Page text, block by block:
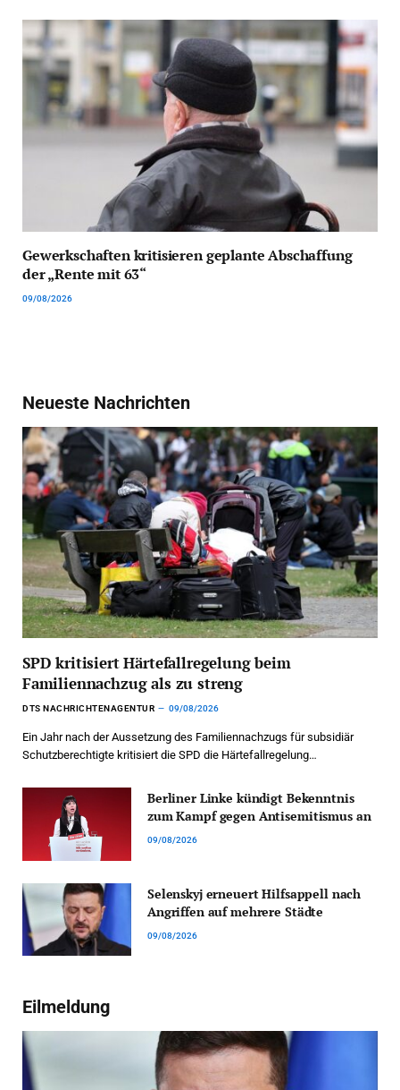
Gewerkschaften kritisieren geplante Abschaffung
der „Rente mit 63“
09/08/2026
Neueste Nachrichten
SPD kritisiert Härtefallregelung beim
Familiennachzug als zu streng
DTS NACHRICHTENAGENTUR 09/08/2026
Ein Jahr nach der Aussetzung des Familiennachzugs für subsidiär
Schutzberechtigte kritisiert die SPD die Härtefallregelung…
Berliner Linke kündigt Bekenntnis
zum Kampf gegen Antisemitismus an
09/08/2026
Selenskyj erneuert Hilfsappell nach
Angriffen auf mehrere Städte
09/08/2026
Eilmeldung